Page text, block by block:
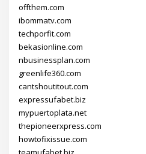
offthem.com
ibommatv.com
techporfit.com
bekasionline.com
nbusinessplan.com
greenlife360.com
cantshoutitout.com
expressufabet.biz
mypuertoplata.net
thepioneerxpress.com
howtofixissue.com